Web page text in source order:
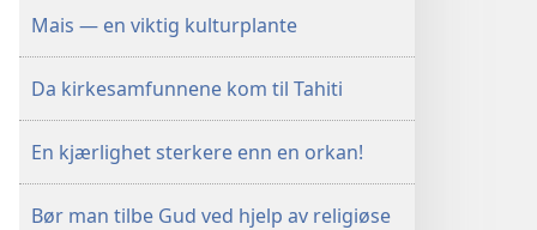
Mais — en viktig kulturplante
Da kirkesamfunnene kom til Tahiti
En kjærlighet sterkere enn en orkan!
Bør man tilbe Gud ved hjelp av religiøse